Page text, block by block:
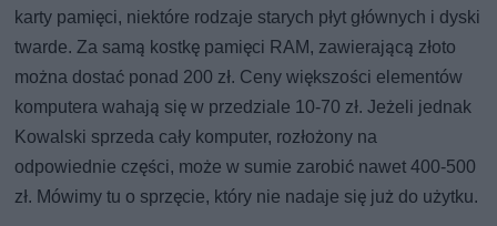
karty pamięci, niektóre rodzaje starych płyt głównych i dyski
twarde. Za samą kostkę pamięci RAM, zawierającą złoto
można dostać ponad 200 zł. Ceny większości elementów
komputera wahają się w przedziale 10-70 zł. Jeżeli jednak
Kowalski sprzeda cały komputer, rozłożony na
odpowiednie części, może w sumie zarobić nawet 400-500
zł. Mówimy tu o sprzęcie, który nie nadaje się już do użytku.